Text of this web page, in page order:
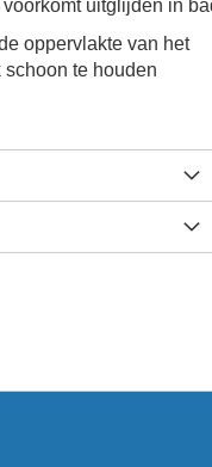
uitglijden in
oppervlakte van het
te houden